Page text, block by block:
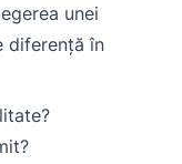
unei
diferență în